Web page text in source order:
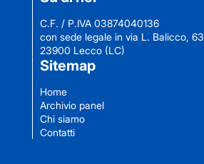
C.F. / P.IVA 03874040136
con sede legale in via L. Balicco, 63
23900 Lecco (LC)
Sitemap
Home
Archivio panel
Chi siamo
Contatti